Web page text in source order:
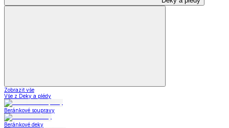
Zobrazit vše
Vše z Deky a plédy
Beránkové soupravy
Beránkové deky